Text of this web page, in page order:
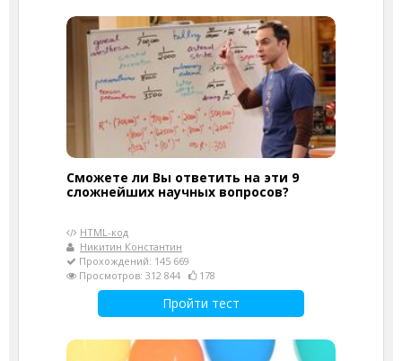
Сможете ли Вы ответить на эти 9
сложнейших научных вопросов?
HTML-код
Никитин Константин
Прохождений: 145 669
Просмотров: 312 844
178
Пройти тест